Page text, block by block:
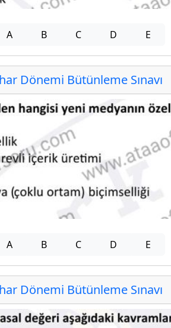
A B C D E
Dönemi Bütünleme Sınavı
A B C D E
Dönemi Bütünleme Sınavı